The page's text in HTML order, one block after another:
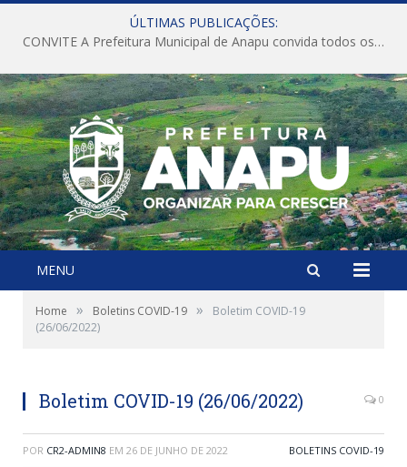
ÚLTIMAS PUBLICAÇÕES:
CONVITE A Prefeitura Municipal de Anapu convida todos os servidores públicos municipais para participarem da Audiência Pública de discussão da Lei de Diretrizes Orçamentárias (LDO), importante instrumento de planejamento das ações e investimentos da Administração Pública para o próximo exercício financeiro.
MENU
Home » Boletins COVID-19 »
Boletim COVID-19
(26/06/2022)
Boletim COVID-19 (26/06/2022) 0
POR CR2-ADMIN8 EM 26 DE JUNHO DE 2022 BOLETINS COVID-19